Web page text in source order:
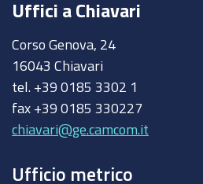
Uffici a Chiavari
Corso Genova, 24
16043 Chiavari
tel. +39 0185 3302 1
fax +39 0185 330227
chiavari@ge.camcom.it
Ufficio metrico